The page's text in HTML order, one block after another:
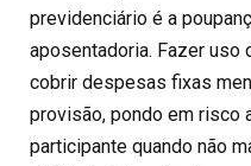
previdenciário é a
aposentadoria. Fazer uso
cobrir despesas fixas
provisão, pondo em risco
participante quando não